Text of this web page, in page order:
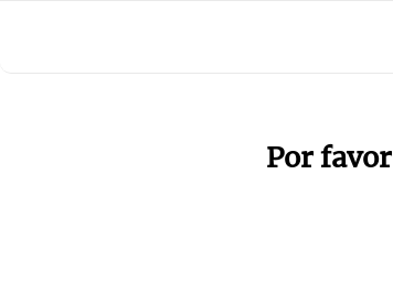
Por